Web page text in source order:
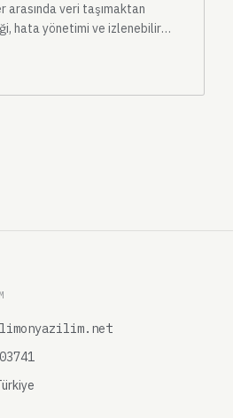
veri taşımaktan
hata yönetimi ve izlenebilir